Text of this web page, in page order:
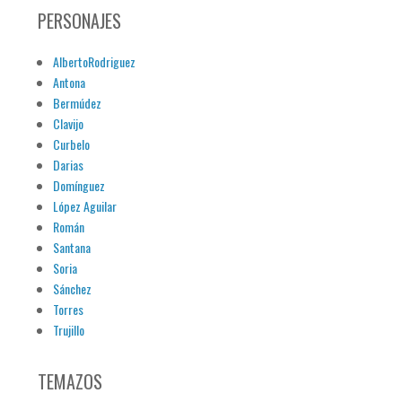
PERSONAJES
AlbertoRodriguez
Antona
Bermúdez
Clavijo
Curbelo
Darias
Domínguez
López Aguilar
Román
Santana
Soria
Sánchez
Torres
Trujillo
TEMAZOS